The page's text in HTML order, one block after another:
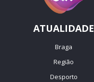
ATUALIDADE
Braga
Região
Desporto